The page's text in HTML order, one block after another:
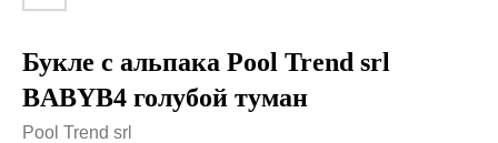
Букле с альпака Pool Trend srl
BABYB4 голубой туман
Pool Trend srl